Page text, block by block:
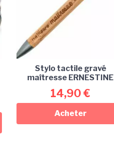
Stylo tactile gravé
maîtresse ERNESTINE
14,90€
Acheter